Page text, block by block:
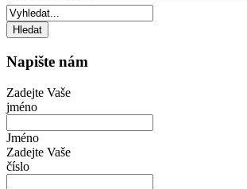
Hledat
Napište nám
Zadejte Vaše
jméno
Jméno
Zadejte Vaše
číslo